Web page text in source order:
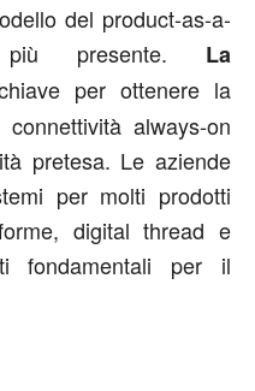
del product-as-a-
presente. La
per ottenere la
always-on
pretesa. Le aziende
per molti prodotti
digital thread e
fondamentali per il